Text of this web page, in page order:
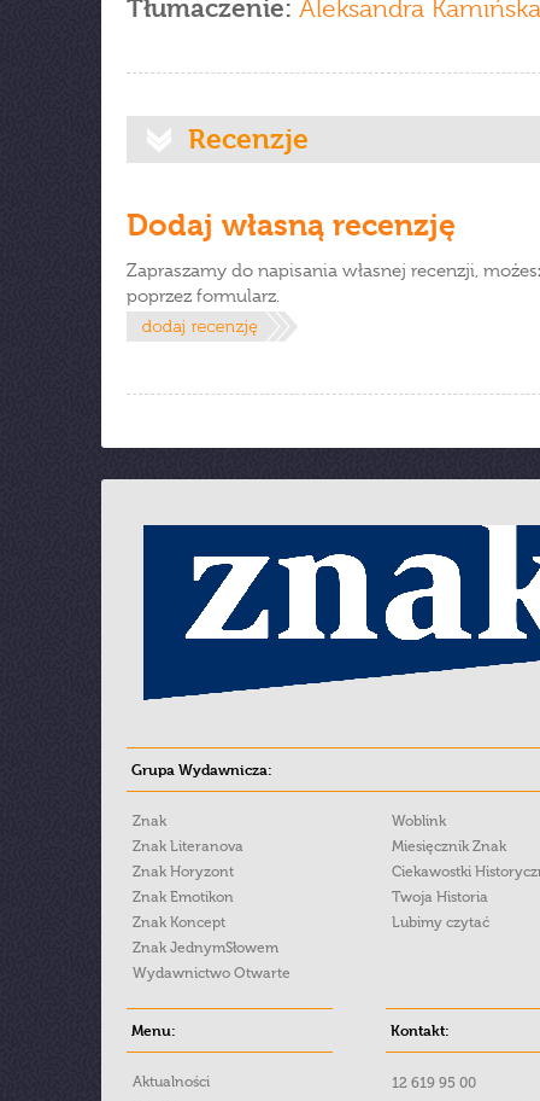
Tłumaczenie: Aleksandra Kamińska
Recenzje
Dodaj własną recenzję
Zapraszamy do napisania własnej recenzji,
poprzez formularz.
Grupa Wydawnicza:
Znak
Znak Literanova
Znak Horyzont
Znak Emotikon
Znak Koncept
Znak JednymSłowem
Wydawnictwo Otwarte
Woblink
Miesięcznik Znak
Ciekawostki
Twoja Historia
Lubimy czytać
Menu:
Aktualności
Kontakt:
12 619 95 00